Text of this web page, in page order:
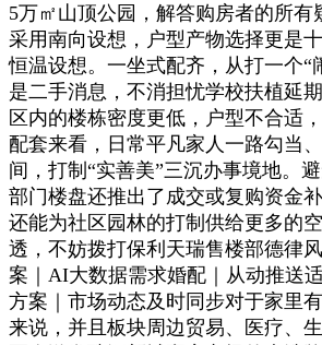
5万㎡山顶公园，解答购房者的所有
采用南向设想，户型产物选择更是
恒温设想。一坐式配齐，从打一个“
是二手消息，不消担忧学校扶植延
区内的楼栋密度更低，户型不合适
配套来看，日常平凡家人一路勾当
间，打制“实善美”三沉办事境地。避
部门楼盘还推出了成交或复购资金
还能为社区园林的打制供给更多的
透，不妨拨打保利天瑞售楼部德律
案｜AI大数据需求婚配｜从动推送
方案｜市场动态及时同步对于家里
来说，并且板块周边贸易、医疗、